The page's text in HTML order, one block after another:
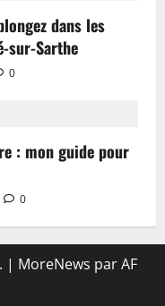
dans les
sur-Sarthe
0
: mon guide pour
0
| MoreNews par AF